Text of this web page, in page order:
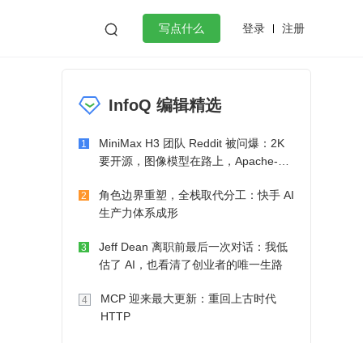
 写点什么 登录 注册
微服务架构 flutter
InfoQ 编辑精选
1
MiniMax H3 团队 Reddit 被问爆：2K
要开源，图像模型在路上，Apache-2.0
2
角色边界重塑，全栈取代分工：快手 AI
生产力体系成形
3
Jeff Dean 离职前最后一次对话：我低
估了 AI，也看清了创业者的唯一生路
4
MCP 迎来最大更新：重回上古时代
HTTP